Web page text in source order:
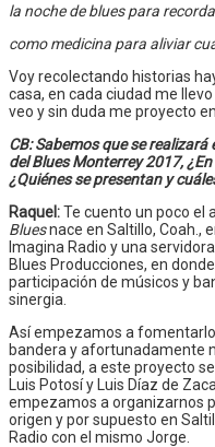
la noche de blues para
como medicina para aliviar
Voy recolectando historias
casa, en cada ciudad me
veo y sin duda me proyecto
CB: Sabemos que se
del Blues Monterrey 2017,
¿Quiénes se presentan y
Raquel:Te cuento un poco el
Bluesnace en Saltillo, Coah.,
Imagina Radio y una
Blues Producciones, en
participación de músicos y
sinergia.
Así empezamos a
bandera y afortunadamente
posibilidad, a este proyecto
Luis Potosí y Luis Díaz de
empezamos a organizarnos
origen y por supuesto en
Radio con el mismo Jorge.